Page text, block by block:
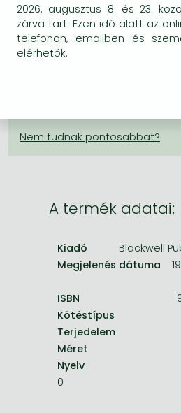
Frieren manga
Bleach manga
One-Punch Man manga
BESZEREZHETŐSÉG
A kiadónál véglegesen
Érdemes újra keresni a
A termék adatai:
Kiadó
Blackwell
Megjelenés dátuma
ISBN
Kötéstípus
Terjedelem
Méret
Nyelv
0
2026. augusztus 8. és 23.
zárva tart. Ezen idő alatt az
telefonon, emailben és
elérhetők.